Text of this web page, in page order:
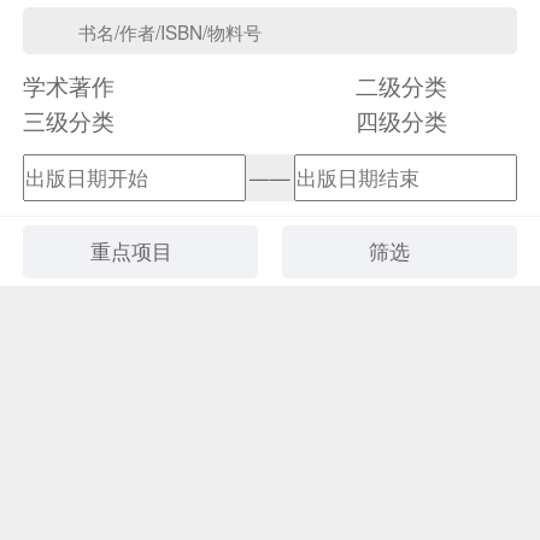
学术著作
二级分类
三级分类
四级分类
——
重点项目 筛选